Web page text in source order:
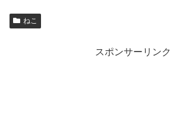
ねこ
スポンサーリンク